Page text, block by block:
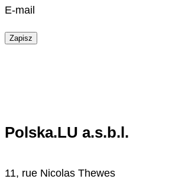
E-mail
Zapisz
Polska.LU a.s.b.l.
11, rue Nicolas Thewes